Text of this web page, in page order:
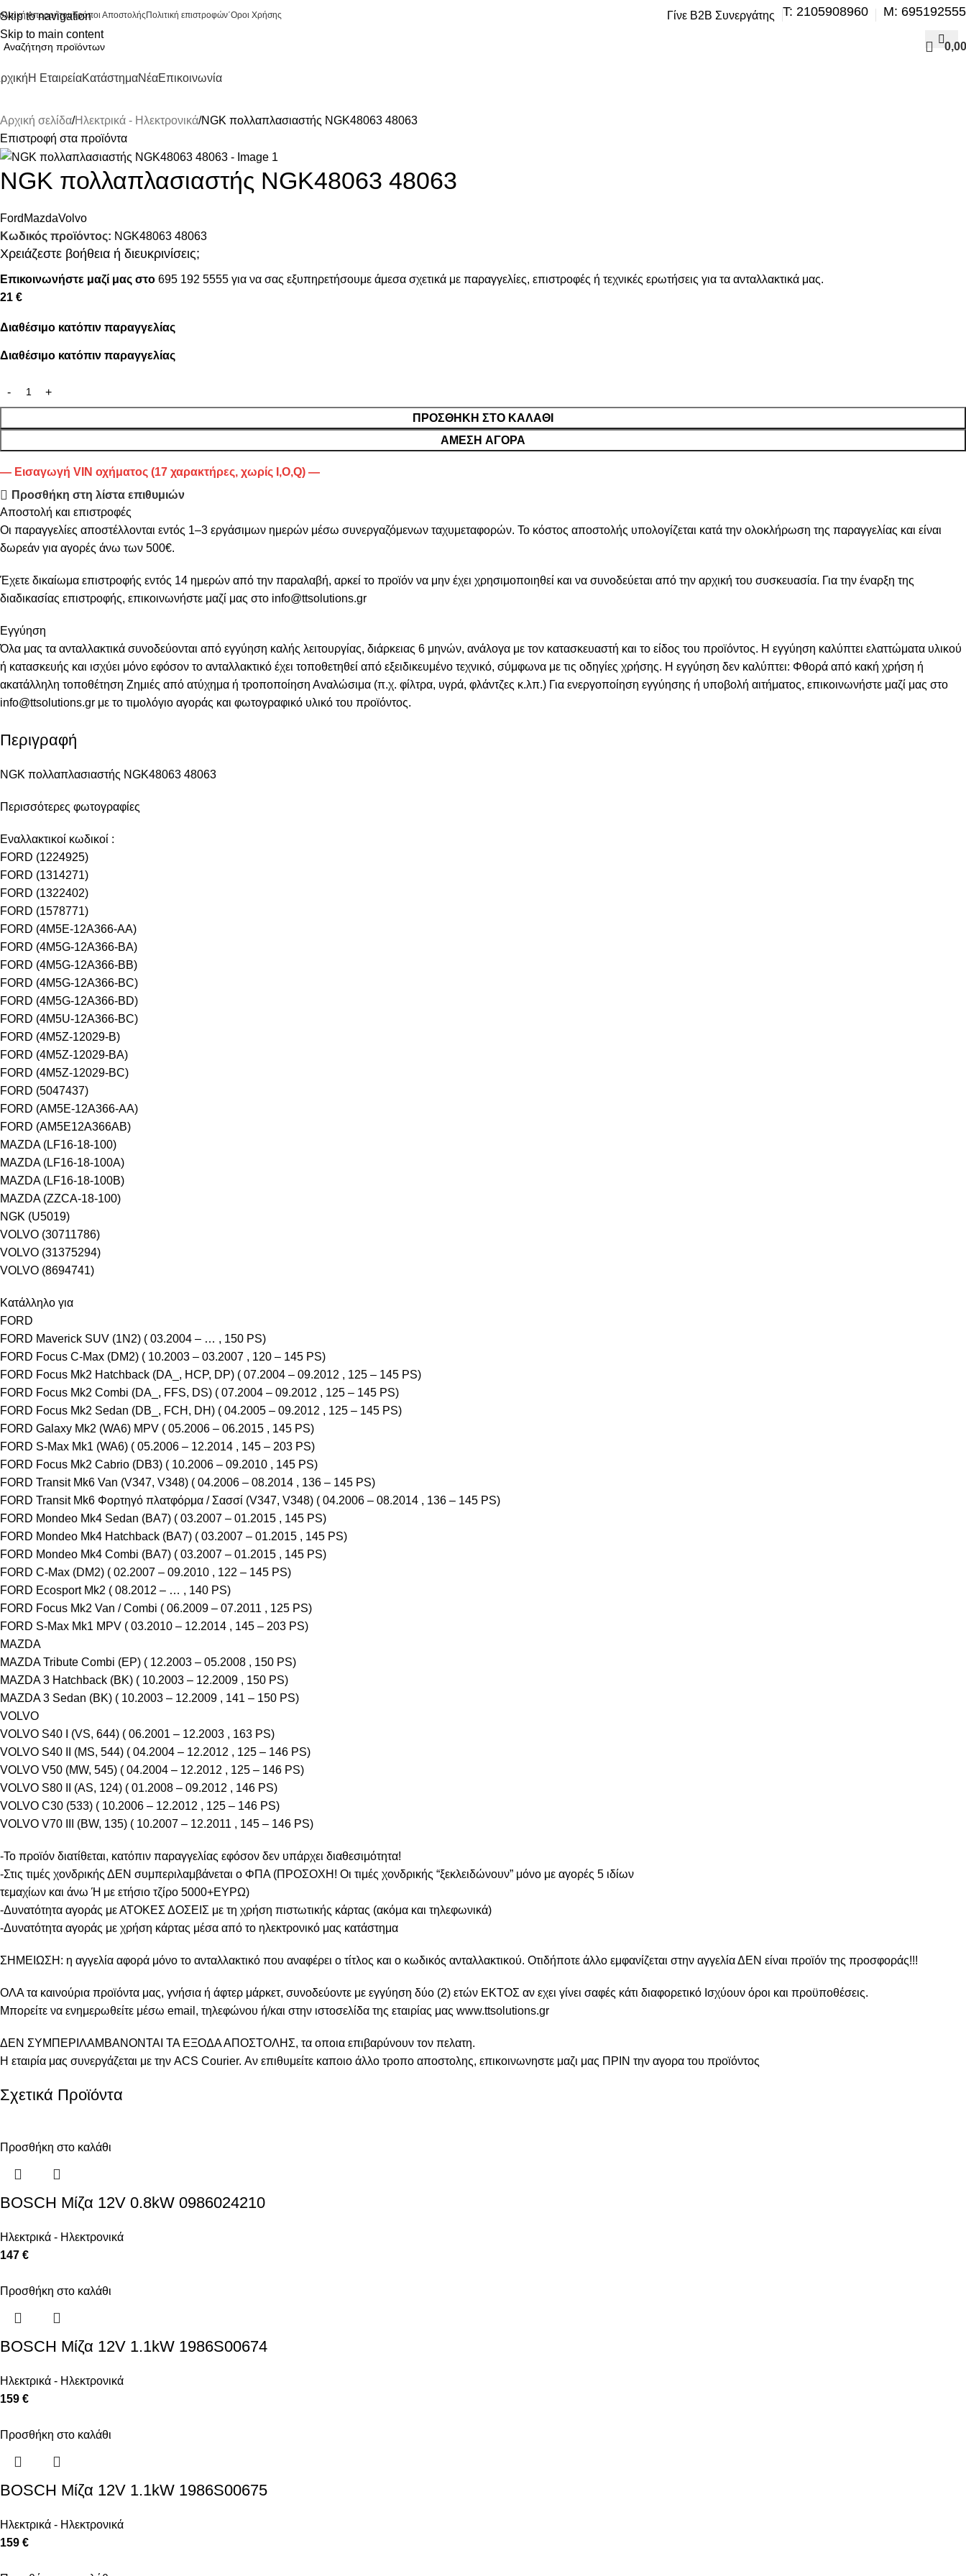
Skip to navigation
Skip to main content
ΑπορρήτουΤρόποι Αποστολής Πολιτική επιστροφών΄Οροι Χρήσης Γίνε B2B Συνεργάτης Τ: 2105908960 M:
0,00
Η ΕταιρείαΚατάστημαΝέαΕπικοινωνία
Αρχική σελίδα Ηλεκτρικά - Ηλεκτρονικά NGK πολλαπλασιαστής NGK48063 48063
Επιστροφή στα προϊόντα
NGK πολλαπλασιαστής NGK48063 48063
Ford MazdaVolvo
Κωδικός προϊόντος: NGK48063 48063
Χρειάζεστε βοήθεια ή διευκρινίσεις;
Επικοινωνήστε μαζί μας στο 695 192 5555 για να σας εξυπηρετήσουμε άμεσα σχετικά με παραγγελίες, επιστροφές ή τεχνικές ερωτήσεις για τα ανταλλακτικά μας.
21 €
Διαθέσιμο κατόπιν παραγγελίας
Διαθέσιμο κατόπιν παραγγελίας
ΠΡΟΣΘΉΚΗ ΣΤΟ ΚΑΛΆΘΙ
ΆΜΕΣΗ ΑΓΟΡΆ
— Εισαγωγή VIN οχήματος (17 χαρακτήρες, χωρίς I,O,Q) —
Προσθήκη στη λίστα επιθυμιών
Αποστολή και επιστροφές
Οι παραγγελίες αποστέλλονται εντός 1–3 εργάσιμων ημερών μέσω συνεργαζόμενων ταχυμεταφορών. Το κόστος αποστολής υπολογίζεται κατά την ολοκλήρωση της παραγγελίας και είναι
δωρεάν για αγορές άνω των 500€.
Έχετε δικαίωμα επιστροφής εντός 14 ημερών από την παραλαβή, αρκεί το προϊόν να μην έχει χρησιμοποιηθεί και να συνοδεύεται από την αρχική του συσκευασία. Για την έναρξη της
διαδικασίας επιστροφής, επικοινωνήστε μαζί μας στο info@ttsolutions.gr
Εγγύηση
Όλα μας τα ανταλλακτικά συνοδεύονται από εγγύηση καλής λειτουργίας, διάρκειας 6 μηνών, ανάλογα με τον κατασκευαστή και το είδος του προϊόντος. Η εγγύηση καλύπτει ελαττώματα υλικού
ή κατασκευής και ισχύει μόνο εφόσον το ανταλλακτικό έχει τοποθετηθεί από εξειδικευμένο τεχνικό, σύμφωνα με τις οδηγίες χρήσης. Η εγγύηση δεν καλύπτει: Φθορά από κακή χρήση ή
ακατάλληλη τοποθέτηση Ζημιές από ατύχημα ή τροποποίηση Αναλώσιμα (π.χ. φίλτρα, υγρά, φλάντζες κ.λπ.) Για ενεργοποίηση εγγύησης ή υποβολή αιτήματος, επικοινωνήστε μαζί μας στο
info@ttsolutions.gr με το τιμολόγιο αγοράς και φωτογραφικό υλικό του προϊόντος.
Περιγραφή
NGK πολλαπλασιαστής NGK48063 48063
Περισσότερες φωτογραφίες
Εναλλακτικοί κωδικοί :
FORD (1224925)
FORD (1314271)
FORD (1322402)
FORD (1578771)
FORD (4M5E-12A366-AA)
FORD (4M5G-12A366-BA)
FORD (4M5G-12A366-BB)
FORD (4M5G-12A366-BC)
FORD (4M5G-12A366-BD)
FORD (4M5U-12A366-BC)
FORD (4M5Z-12029-B)
FORD (4M5Z-12029-BA)
FORD (4M5Z-12029-BC)
FORD (5047437)
FORD (AM5E-12A366-AA)
FORD (AM5E12A366AB)
MAZDA (LF16-18-100)
MAZDA (LF16-18-100A)
MAZDA (LF16-18-100B)
MAZDA (ZZCA-18-100)
NGK (U5019)
VOLVO (30711786)
VOLVO (31375294)
VOLVO (8694741)
Κατάλληλο για
FORD
FORD Maverick SUV (1N2) ( 03.2004 – … , 150 PS)
FORD Focus C-Max (DM2) ( 10.2003 – 03.2007 , 120 – 145 PS)
FORD Focus Mk2 Hatchback (DA_, HCP, DP) ( 07.2004 – 09.2012 , 125 – 145 PS)
FORD Focus Mk2 Combi (DA_, FFS, DS) ( 07.2004 – 09.2012 , 125 – 145 PS)
FORD Focus Mk2 Sedan (DB_, FCH, DH) ( 04.2005 – 09.2012 , 125 – 145 PS)
FORD Galaxy Mk2 (WA6) MPV ( 05.2006 – 06.2015 , 145 PS)
FORD S-Max Mk1 (WA6) ( 05.2006 – 12.2014 , 145 – 203 PS)
FORD Focus Mk2 Cabrio (DB3) ( 10.2006 – 09.2010 , 145 PS)
FORD Transit Mk6 Van (V347, V348) ( 04.2006 – 08.2014 , 136 – 145 PS)
FORD Transit Mk6 Φορτηγό πλατφόρμα / Σασσί (V347, V348) ( 04.2006 – 08.2014 , 136 – 145 PS)
FORD Mondeo Mk4 Sedan (BA7) ( 03.2007 – 01.2015 , 145 PS)
FORD Mondeo Mk4 Hatchback (BA7) ( 03.2007 – 01.2015 , 145 PS)
FORD Mondeo Mk4 Combi (BA7) ( 03.2007 – 01.2015 , 145 PS)
FORD C-Max (DM2) ( 02.2007 – 09.2010 , 122 – 145 PS)
FORD Ecosport Mk2 ( 08.2012 – … , 140 PS)
FORD Focus Mk2 Van / Combi ( 06.2009 – 07.2011 , 125 PS)
FORD S-Max Mk1 MPV ( 03.2010 – 12.2014 , 145 – 203 PS)
MAZDA
MAZDA Tribute Combi (EP) ( 12.2003 – 05.2008 , 150 PS)
MAZDA 3 Hatchback (BK) ( 10.2003 – 12.2009 , 150 PS)
MAZDA 3 Sedan (BK) ( 10.2003 – 12.2009 , 141 – 150 PS)
VOLVO
VOLVO S40 I (VS, 644) ( 06.2001 – 12.2003 , 163 PS)
VOLVO S40 II (MS, 544) ( 04.2004 – 12.2012 , 125 – 146 PS)
VOLVO V50 (MW, 545) ( 04.2004 – 12.2012 , 125 – 146 PS)
VOLVO S80 II (AS, 124) ( 01.2008 – 09.2012 , 146 PS)
VOLVO C30 (533) ( 10.2006 – 12.2012 , 125 – 146 PS)
VOLVO V70 III (BW, 135) ( 10.2007 – 12.2011 , 145 – 146 PS)
-Το προϊόν διατίθεται, κατόπιν παραγγελίας εφόσον δεν υπάρχει διαθεσιμότητα!
-Στις τιμές χονδρικής ΔΕΝ συμπεριλαμβάνεται ο ΦΠΑ (ΠΡΟΣΟΧΗ! Οι τιμές χονδρικής “ξεκλειδώνουν” μόνο με αγορές 5 ιδίων
τεμαχίων και άνω Ή με ετήσιο τζίρο 5000+ΕΥΡΩ)
-Δυνατότητα αγοράς με ΑΤΟΚΕΣ ΔΟΣΕΙΣ με τη χρήση πιστωτικής κάρτας (ακόμα και τηλεφωνικά)
-Δυνατότητα αγοράς με χρήση κάρτας μέσα από το ηλεκτρονικό μας κατάστημα
ΣΗΜΕΙΩΣΗ: η αγγελία αφορά μόνο το ανταλλακτικό που αναφέρει ο τίτλος και ο κωδικός ανταλλακτικού. Οτιδήποτε άλλο εμφανίζεται στην αγγελία ΔΕΝ είναι προϊόν της προσφοράς!!!
ΟΛΑ τα καινούρια προϊόντα μας, γνήσια ή άφτερ μάρκετ, συνοδεύοντε με εγγύηση δύο (2) ετών ΕΚΤΟΣ αν εχει γίνει σαφές κάτι διαφορετικό Ισχύουν όροι και προϋποθέσεις.
Μπορείτε να ενημερωθείτε μέσω email, τηλεφώνου ή/και στην ιστοσελίδα της εταιρίας μας www.ttsolutions.gr
ΔΕΝ ΣΥΜΠΕΡΙΛΑΜΒΑΝΟΝΤΑΙ ΤΑ ΕΞΟΔΑ ΑΠΟΣΤΟΛΗΣ, τα οποια επιβαρύνουν τον πελατη.
Η εταιρία μας συνεργάζεται με την ACS Courier. Αν επιθυμείτε καποιο άλλο τροπο αποστολης, επικοινωνηστε μαζι μας ΠΡΙΝ την αγορα του προϊόντος
Σχετικά Προϊόντα
Προσθήκη στο καλάθι
BOSCH Μίζα 12V 0.8kW 0986024210
Ηλεκτρικά - Ηλεκτρονικά
147 €
Προσθήκη στο καλάθι
BOSCH Μίζα 12V 1.1kW 1986S00674
Ηλεκτρικά - Ηλεκτρονικά
159 €
Προσθήκη στο καλάθι
BOSCH Μίζα 12V 1.1kW 1986S00675
Ηλεκτρικά - Ηλεκτρονικά
159 €